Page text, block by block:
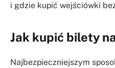
i gdzie kupić wejściówki
Jak kupić bilety
Najbezpieczniejszym